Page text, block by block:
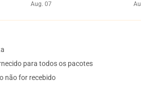
Aug. 07
para todos os pacotes
não for recebido